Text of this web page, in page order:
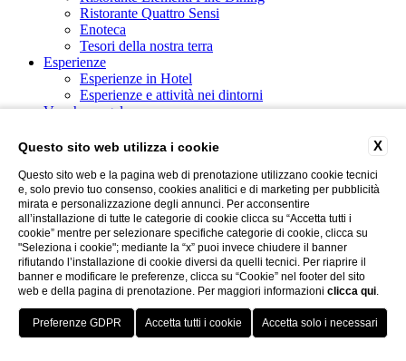
Ristorante Quattro Sensi
Enoteca
Tesori della nostra terra
Esperienze
Esperienze in Hotel
Esperienze e attività nei dintorni
Voucher regalo
Gallery
X
Questo sito web utilizza i cookie
Questo sito web e la pagina web di prenotazione utilizzano cookie tecnici
e, solo previo tuo consenso, cookies analitici e di marketing per pubblicità
mirata e personalizzazione degli annunci. Per acconsentire
all’installazione di tutte le categorie di cookie clicca su “Accetta tutti i
cookie” mentre per selezionare specifiche categorie di cookie, clicca su
"Seleziona i cookie"; mediante la “x” puoi invece chiudere il banner
rifiutando l’installazione di cookie diversi da quelli tecnici. Per riaprire il
banner e modificare le preferenze, clicca su “Cookie” nel footer del sito
web e della pagina di prenotazione. Per maggiori informazioni clicca qui.